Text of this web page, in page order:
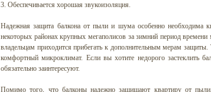
3. Обеспечивается хорошая звукоизоляция.
Надежная защита балкона от пыли и шума особенно необходима
некоторых районах крупных мегаполисов за зимний период
владельцам приходится прибегать к дополнительным мерам
комфортный микроклимат. Если вы хотите недорого застеклить
обязательно заинтересуют.
Помимо того, что балконы надежно защищают квартиру от